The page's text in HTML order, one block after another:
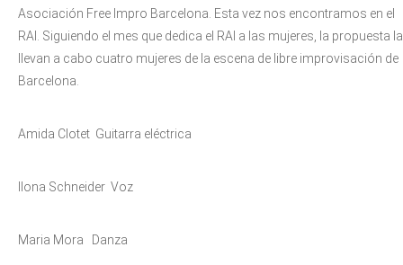
Asociación Free Impro Barcelona. Esta vez nos encontramos en el
RAI. Siguiendo el mes que dedica el RAI a las mujeres, la propuesta la
llevan a cabo cuatro mujeres de la escena de libre improvisación de
Barcelona.
Amida Clotet Guitarra eléctrica
Ilona Schneider Voz
Maria Mora Danza